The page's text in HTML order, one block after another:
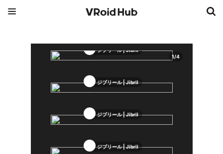
1/4
ジブリール | Jibril
ジブリール | Jibril
ジブリール | Jibril
ジブリール | Jibril